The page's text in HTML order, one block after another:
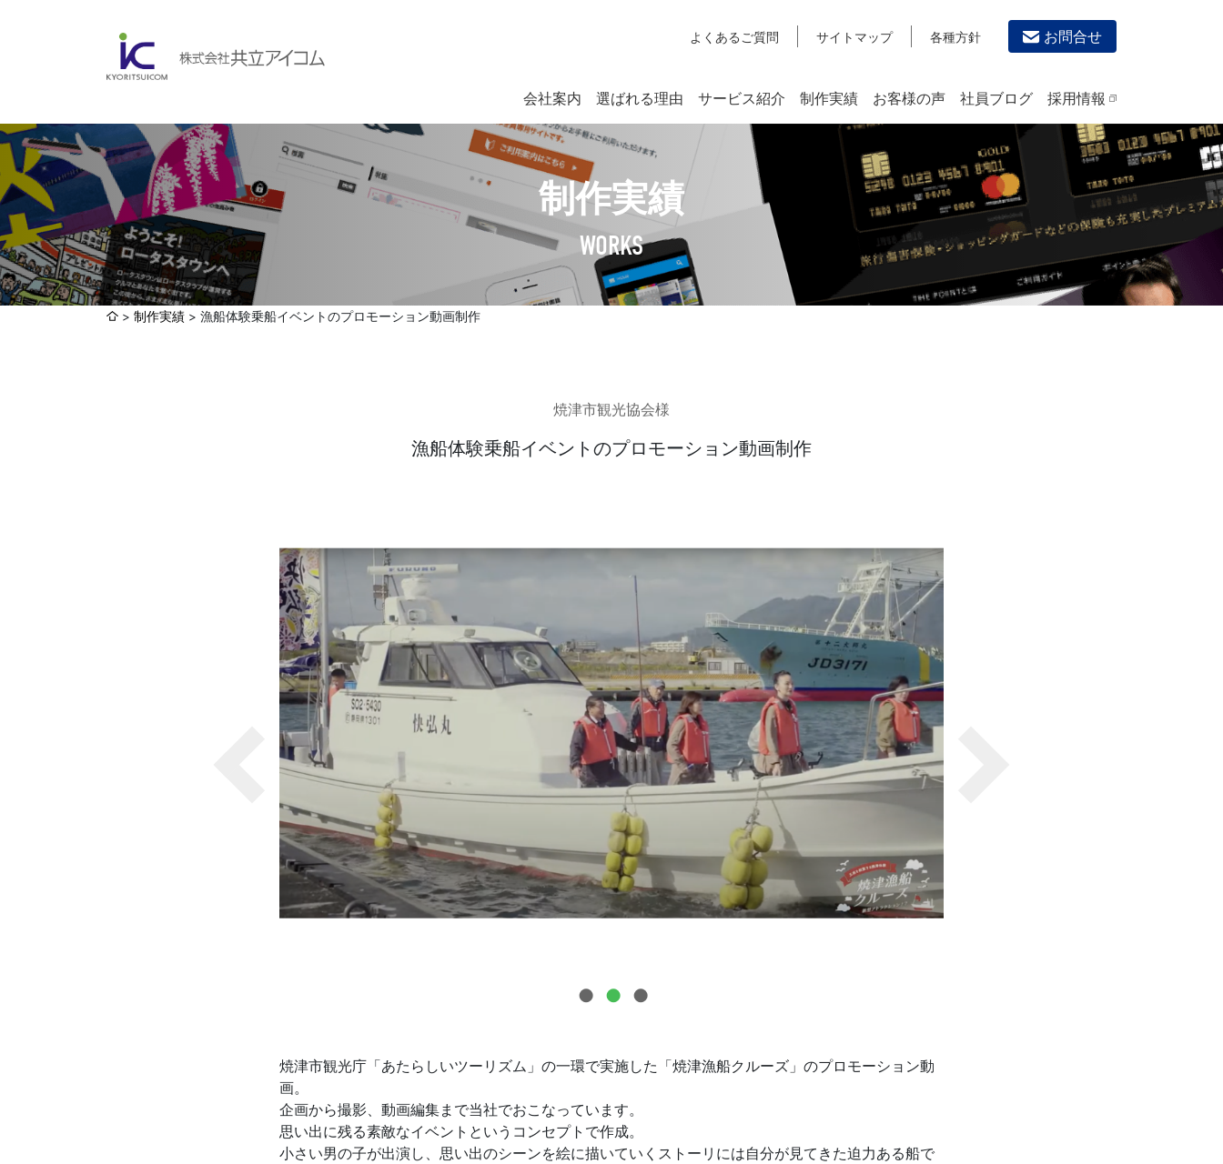
よくあるご質問 サイトマップ 各種方針 お問合せ
会社案内
会社案内 ABOUBT US
会社概要 社長挨拶
SDGsへの取り組みについて
情報セキュリティ基本方針 個人情報・特定個人情報保護方針 個人情報の取扱いについて
中核的労働要求事項に関する方針声明 SECURITY ACTIONの「二つ星」宣言
選ばれる理由 サービス紹介
Web制作・ホームページ制作
WEB
ホームページ制作・運営
ランディングページ制作
Web分析・改善・コンサルティング
インターネット広告代行
システム開発
SYSTEM DEVELOPMENT
Webシステム開発
デザイン作成・印刷サービス
PRINTING
チラシ/フライヤーデザインの制作・印刷
カタログデザインの制作・印刷
冊子/パンフレットのデザイン制作・印刷
学校・会社案内パンフレット制作・印刷
動画制作・映像撮影（ドローン撮影）
イラスト・キャラクター制作
ロゴデザイン・CI設計
写真撮影
コピー・ライティング
電子ブック制作
自社メディア
制作実績 お客様の声 社員ブログ 採用情報
制作実績
WORKS
制作実績 漁船体験乗船イベントのプロモーション動画制作
焼津市観光協会様
漁船体験乗船イベントのプロモーション動画制作
焼津市観光庁「あたらしいツーリズム」の一環で実施した「焼津漁船クルーズ」のプロモーション動
画。
企画から撮影、動画編集まで当社でおこなっています。
思い出に残る素敵なイベントというコンセプトで作成。
小さい男の子が出演し、思い出のシーンを絵に描いていくストーリには自分が見てきた迫力ある船で